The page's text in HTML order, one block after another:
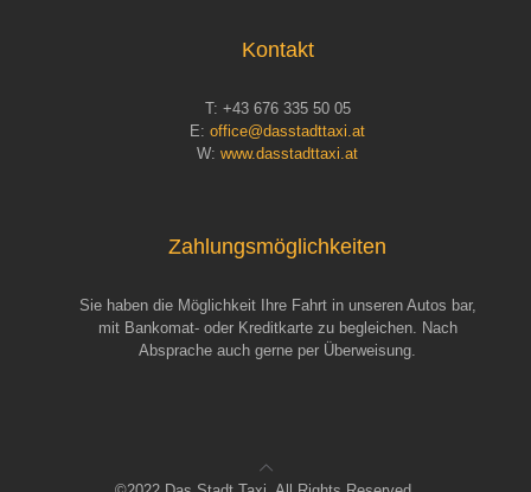
Kontakt
T: +43 676 335 50 05
E: office@dasstadttaxi.at
W: www.dasstadttaxi.at
Zahlungsmöglichkeiten
Sie haben die Möglichkeit Ihre Fahrt in unseren Autos bar,
mit Bankomat- oder Kreditkarte zu begleichen. Nach
Absprache auch gerne per Überweisung.